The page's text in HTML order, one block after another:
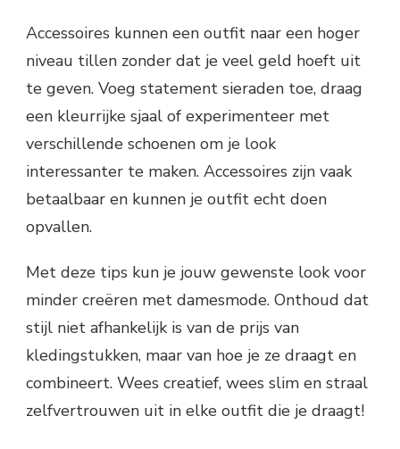
Accessoires kunnen een outfit naar een hoger
niveau tillen zonder dat je veel geld hoeft uit
te geven. Voeg statement sieraden toe, draag
een kleurrijke sjaal of experimenteer met
verschillende schoenen om je look
interessanter te maken. Accessoires zijn vaak
betaalbaar en kunnen je outfit echt doen
opvallen.
Met deze tips kun je jouw gewenste look voor
minder creëren met damesmode. Onthoud dat
stijl niet afhankelijk is van de prijs van
kledingstukken, maar van hoe je ze draagt en
combineert. Wees creatief, wees slim en straal
zelfvertrouwen uit in elke outfit die je draagt!